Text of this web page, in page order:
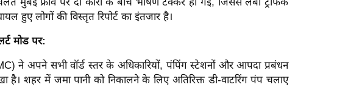
हुए लोगों की विस्तृत रिपोर्ट का इंतजार है।
मोड पर:
ने अपने सभी वॉर्ड स्तर के अधिकारियों, पंपिंग स्टेशनों और आपदा प्रबंधन
है। शहर में जमा पानी को निकालने के लिए अतिरिक्त डी-वाटरिंग पंप चलाए